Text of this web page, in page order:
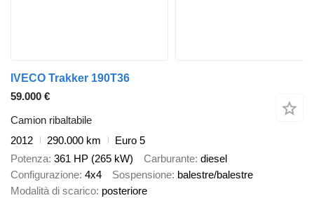
IVECO Trakker 190T36
59.000 €
Camion ribaltabile
2012
290.000 km
Euro 5
Potenza 361 HP (265 kW) Carburante diesel
Configurazione 4x4 Sospensione balestre/balestre
Modalità di scarico posteriore